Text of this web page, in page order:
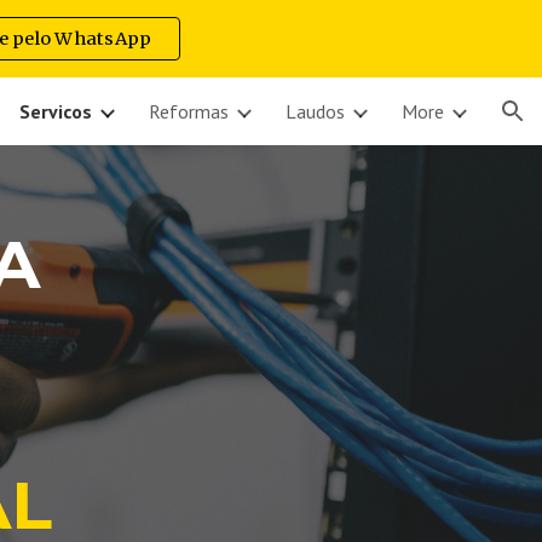
pelo WhatsApp
Servicos Reformas Laudos More